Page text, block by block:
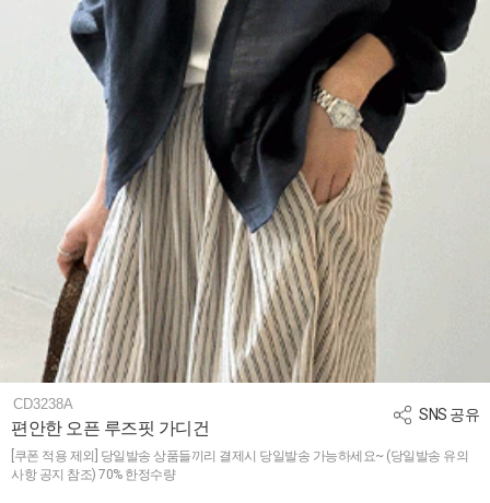
SNS 공유
CD3238A
편안한 오픈 루즈핏 가디건
[쿠폰 적용 제외] 당일발송 상품들끼리 결제시 당일발송 가능하세요~ (당일발송 유의
사항 공지 참조) 70% 한정수량